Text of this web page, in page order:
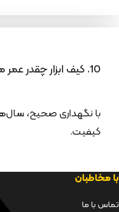
10. کیف ابزار چقدر عمر می‌کند؟
با نگهداری صحیح،
کیفیت.
با مخاطبان
تماس با ما